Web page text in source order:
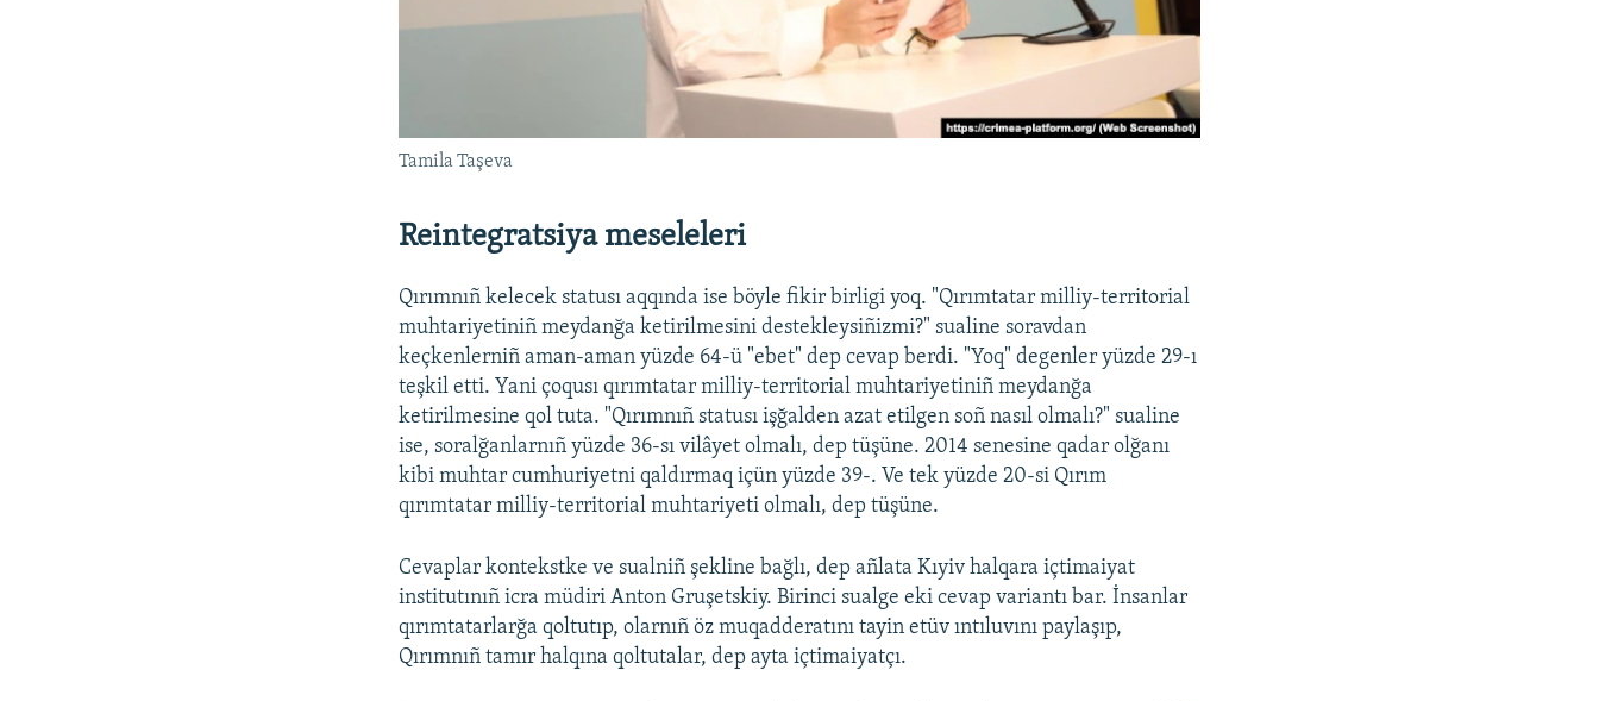
Tamila Taşeva
Reintegratsiya meseleleri
Qırımnıñ kelecek statusı aqqında ise böyle fikir birligi yoq. "Qırımtatar milliy-territorial
muhtariyetiniñ meydanğa ketirilmesini destekleysiñizmi?" sualine soravdan
keçkenlerniñ aman-aman yüzde 64-ü "ebet" dep cevap berdi. "Yoq" degenler yüzde 29-ı
teşkil etti. Yani çoqusı qırımtatar milliy-territorial muhtariyetiniñ meydanğa
ketirilmesine qol tuta. "Qırımnıñ statusı işğalden azat etilgen soñ nasıl olmalı?" sualine
ise, soralğanlarnıñ yüzde 36-sı vilâyet olmalı, dep tüşüne. 2014 senesine qadar olğanı
kibi muhtar cumhuriyetni qaldırmaq içün yüzde 39-. Ve tek yüzde 20-si Qırım
qırımtatar milliy-territorial muhtariyeti olmalı, dep tüşüne.
Cevaplar kontekstke ve sualniñ şekline bağlı, dep añlata Kıyiv halqara içtimaiyat
institutınıñ icra müdiri Anton Gruşetskiy. Birinci sualge eki cevap variantı bar. İnsanlar
qırımtatarlarğa qoltutıp, olarnıñ öz muqadderatını tayin etüv ıntıluvını paylaşıp,
Qırımnıñ tamır halqına qoltutalar, dep ayta içtimaiyatçı.